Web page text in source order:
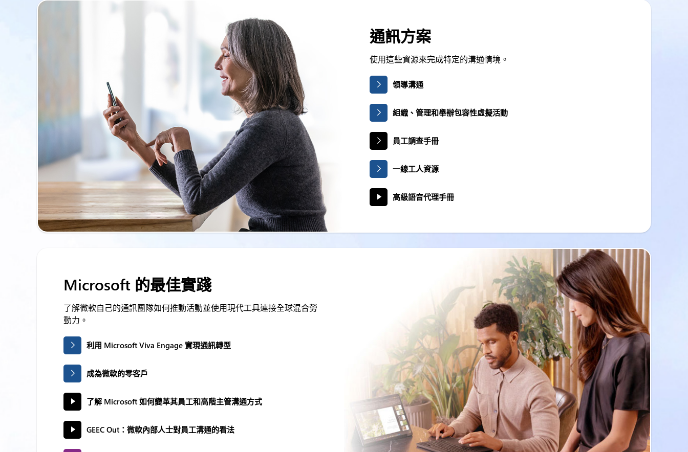
通訊方案
使用這些資源來完成特定的溝通情境。
領導溝通
組織、管理和舉辦包容性虛擬活動
員工調查手冊
一線工人資源
高級語音代理手冊
Microsoft 的最佳實踐
了解微軟自己的通訊團隊如何推動活動並使用現代工具連接全球混合勞
動力。
利用 Microsoft Viva Engage 實現通訊轉型
成為微軟的零客戶
了解 Microsoft 如何變革其員工和高階主管溝通方式
GEEC Out：微軟內部人士對員工溝通的看法